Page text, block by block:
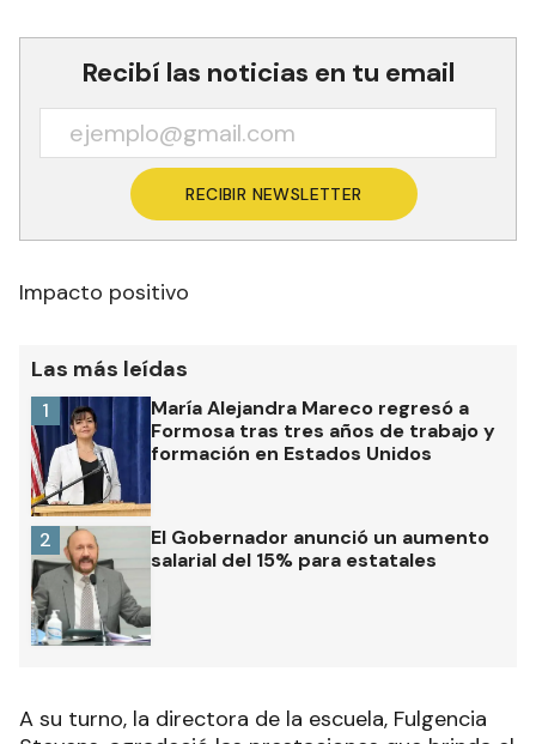
Recibí las noticias en tu email
RECIBIR NEWSLETTER
Impacto positivo
Las más leídas
María Alejandra Mareco regresó a
Formosa tras tres años de trabajo y
formación en Estados Unidos
1
El Gobernador anunció un aumento
salarial del 15% para estatales
2
A su turno, la directora de la escuela, Fulgencia